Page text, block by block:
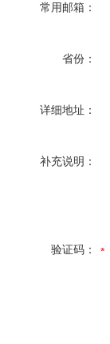
常用邮箱：
省份：
详细地址：
补充说明：
验证码：